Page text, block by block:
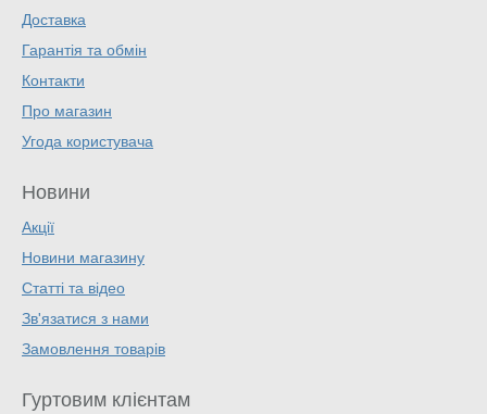
Доставка
Гарантія та обмін
Контакти
Про магазин
Угода користувача
Новини
Акції
Новини магазину
Статті та відео
Зв'язатися з нами
Замовлення товарів
Гуртовим клієнтам